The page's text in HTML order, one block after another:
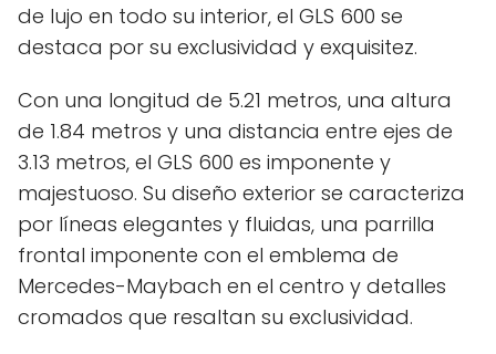
de lujo en todo su interior, el GLS 600 se
destaca por su exclusividad y exquisitez.
Con una longitud de 5.21 metros, una altura
de 1.84 metros y una distancia entre ejes de
3.13 metros, el GLS 600 es imponente y
majestuoso. Su diseño exterior se caracteriza
por líneas elegantes y fluidas, una parrilla
frontal imponente con el emblema de
Mercedes-Maybach en el centro y detalles
cromados que resaltan su exclusividad.